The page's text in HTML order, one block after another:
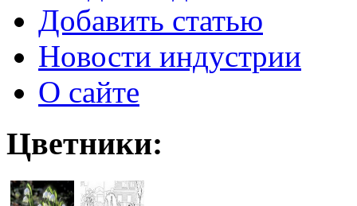
Добавить статью
Новости индустрии
О сайте
Цветники: